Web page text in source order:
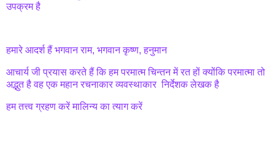
उपक्रम है
हमारे आदर्श हैं भगवान राम, भगवान कृष्ण, हनुमान
आचार्य जी प्रयास करते हैं कि हम परमात्म चिन्तन में रत हों क्योंकि परमात्मा तो
अद्भुत है वह एक महान रचनाकार व्यवस्थाकार निर्देशक लेखक है
हम तत्त्व ग्रहण करें मालिन्य का त्याग करें